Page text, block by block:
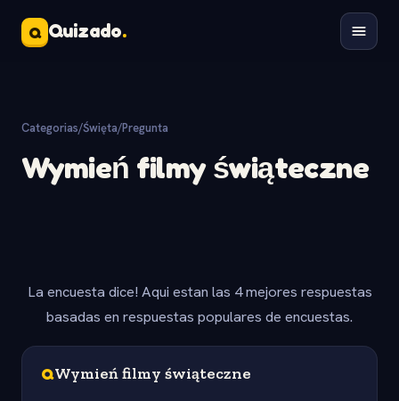
Q Quizado.
Categorias/Święta/Pregunta
Wymień filmy świąteczne
La encuesta dice! Aqui estan las 4 mejores respuestas
basadas en respuestas populares de encuestas.
QWymień filmy świąteczne